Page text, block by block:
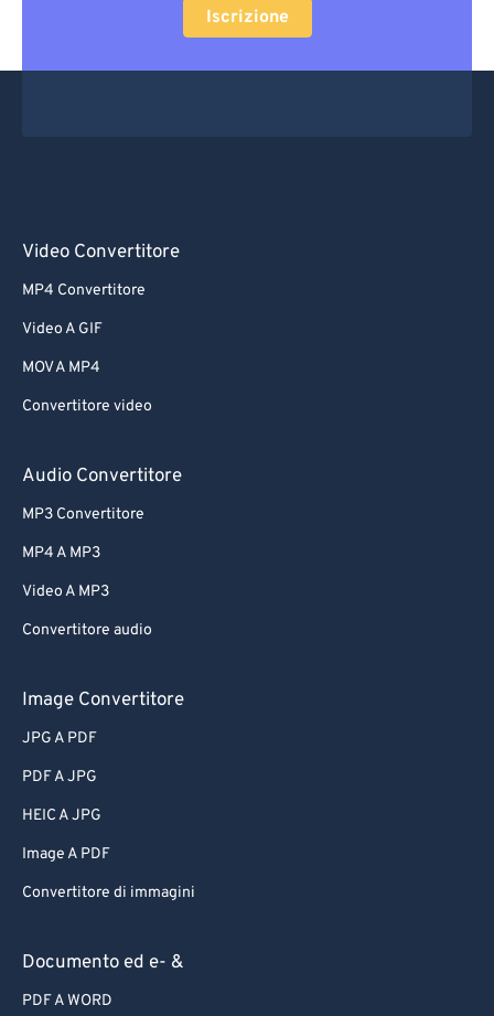
Iscrizione
Video Convertitore
MP4 Convertitore
Video A GIF
MOV A MP4
Convertitore video
Audio Convertitore
MP3 Convertitore
MP4 A MP3
Video A MP3
Convertitore audio
Image Convertitore
JPG A PDF
PDF A JPG
HEIC A JPG
Image A PDF
Convertitore di immagini
Documento ed e- &
PDF A WORD